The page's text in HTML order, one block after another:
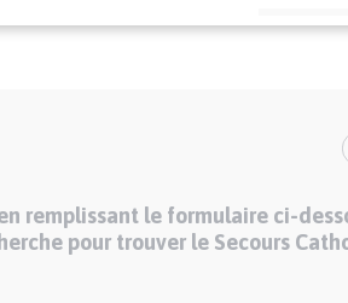
remplissant le formulaire ci-
pour trouver le Secours